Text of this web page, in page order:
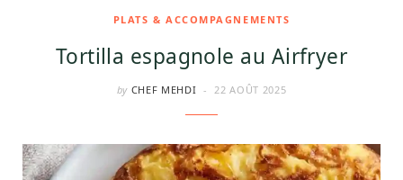
PLATS & ACCOMPAGNEMENTS
Tortilla espagnole au Airfryer
by CHEF MEHDI 22 AOÛT 2025